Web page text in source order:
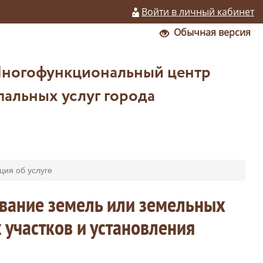
Войти в личный кабинет
Обычная версия
центр
услуг города
об услуге
земель или земельных
и установления